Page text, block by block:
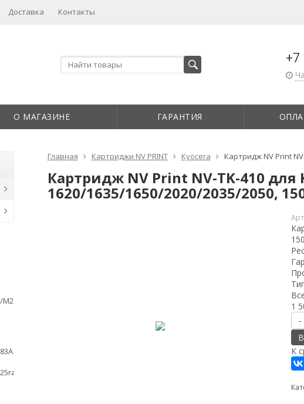
Доставка Контакты
О МАГАЗИНЕ ГАРАНТИЯ
Главная Картриджи NV PRINT Kyocera Картридж NV Print
Картридж NV Print NV-TK-410 для
1620/1635/1650/2020/2035/2050,
1
-
К
M2635dn/M2635dw/M2735dw,
M225dn/M225dw/M225rdn/M125rnw/M127fn/M127fw